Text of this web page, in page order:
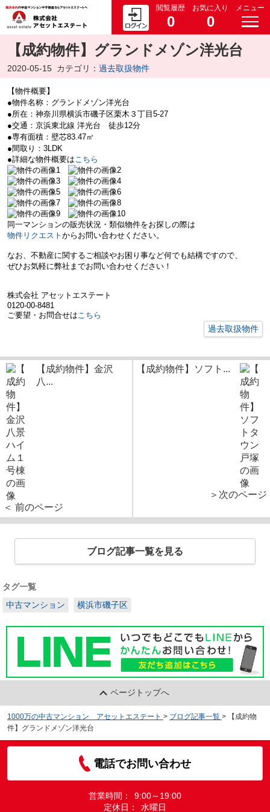
閲覧履歴
0
お気に入り
0
メニュー
【成約物件】グランドメゾン洋光台
2020-05-15 カテゴリ： 過去取扱物件
【物件概要】
●物件名称：グランドメゾン洋光台
●所在：神奈川県横浜市磯子区栗木３丁目5-27
●交通：京浜東北線 洋光台 徒歩12分
●専有面積：壁芯83.47㎡
●間取り：3LDK
●詳細な物件概要はこちら
同一マンションの販売状況・類似物件をお探しの際は
物件リクエスト からお問い合わせください。
なお、不動産に関するご相談やお困り事など何でも結構ですので、
ぜひお気軽に弊社までお問い合わせください！
株式会社 アセットエステート
0120-00-8481
ご要望・お問合せはこちら
過去取扱物件
【成約物件】金沢
八...
＜ 前のページ
【成約物件】ソフト...
＞次のページ
ブログ記事一覧を見る
タグ一覧
中古マンション
横浜市磯子区
ページトップへ
1000万の中古マンション アセットエステート > ブログ記事一覧 >
【成約物
件】グランドメゾン洋光台
電話でお問い合わせ
営業時間：
9:00～19:00
定休日：
水曜日